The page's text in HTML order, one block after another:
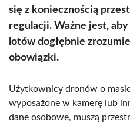
się z koniecznością
regulacji. Ważne jest,
lotów dogłębnie
obowiązki.
Użytkownicy dronów o
wyposażone w kamerę lub
dane osobowe, muszą